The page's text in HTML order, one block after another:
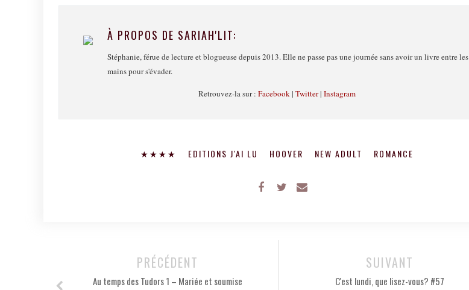
À PROPOS DE SARIAH'LIT:
Stéphanie, férue de lecture et blogueuse depuis 2013. Elle ne passe pas une journée sans avoir un livre entre les
mains pour s'évader.
Retrouvez-la sur : Facebook | Twitter| Instagram
★★★★ EDITIONS J'AI LU HOOVER NEW ADULT ROMANCE
SUIVANT
C'est lundi, que lisez-vous? #57
PRÉCÉDENT
Au temps des Tudors 1 – Mariée et soumise